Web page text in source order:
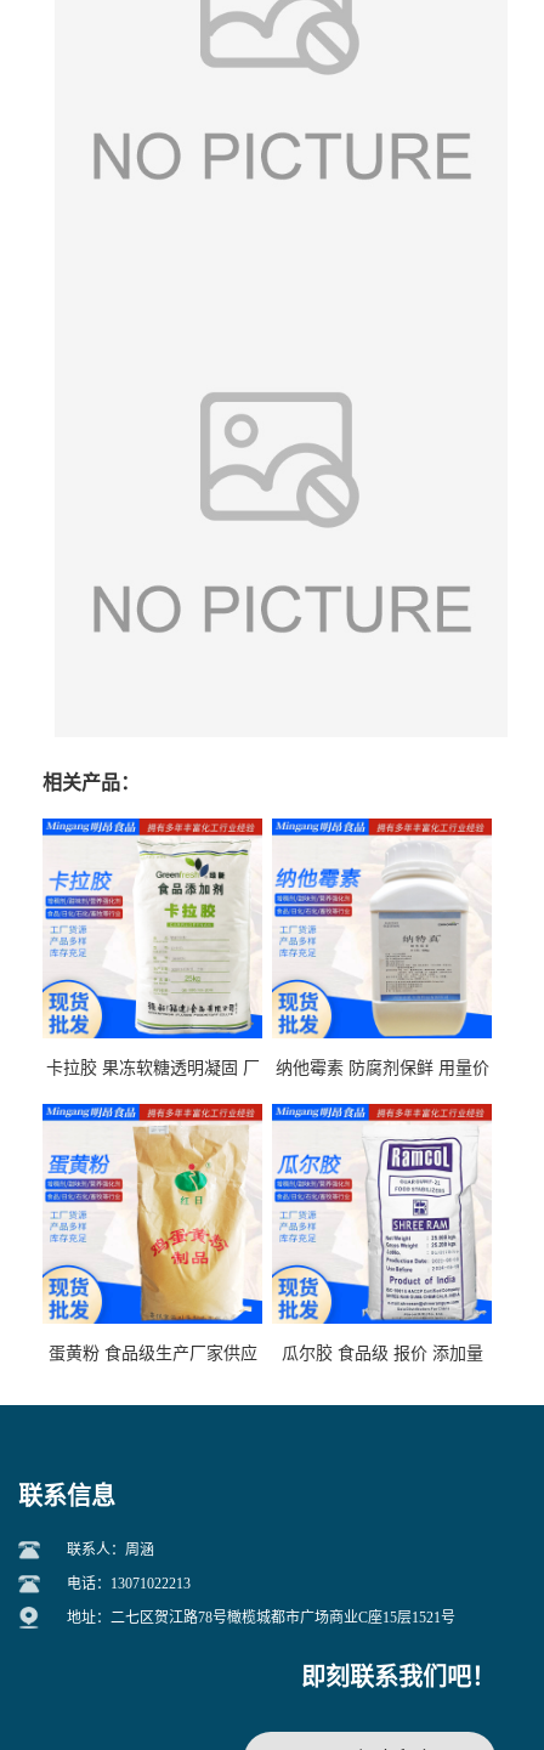
相关产品：
卡拉胶 果冻软糖透明凝固 厂
纳他霉素 防腐剂保鲜 用量价
蛋黄粉 食品级生产厂家供应 瓜尔胶 食品级 报价 添加量
联系信息
联系人：周涵
电话：13071022213
地址：二七区贺江路78号橄榄城都市广场商业C座15层1521号
即刻联系我们吧！